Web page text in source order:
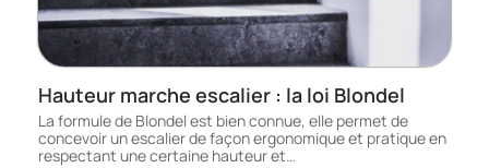
Hauteur marche escalier : la loi Blondel
La formule de Blondel est bien connue, elle permet de
concevoir un escalier de façon ergonomique et pratique en
respectant une certaine hauteur et…